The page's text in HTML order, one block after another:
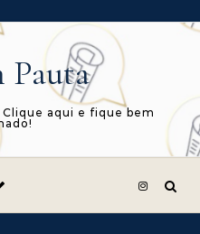
Pauta
aqui e fique bem